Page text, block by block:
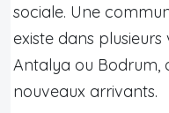
sociale. Une
existe dans
Antalya ou Bodrum,
nouveaux arrivants.